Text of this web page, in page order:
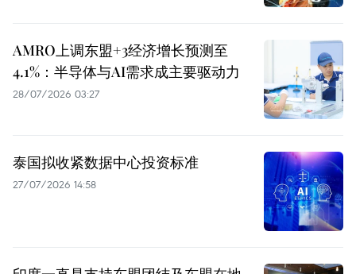
AMRO上调东盟+3经济增长预测至
4.1%：半导体与AI需求成主要驱动力
28/07/2026 03:27
泰国拟收紧数据中心投资标准
27/07/2026 14:58